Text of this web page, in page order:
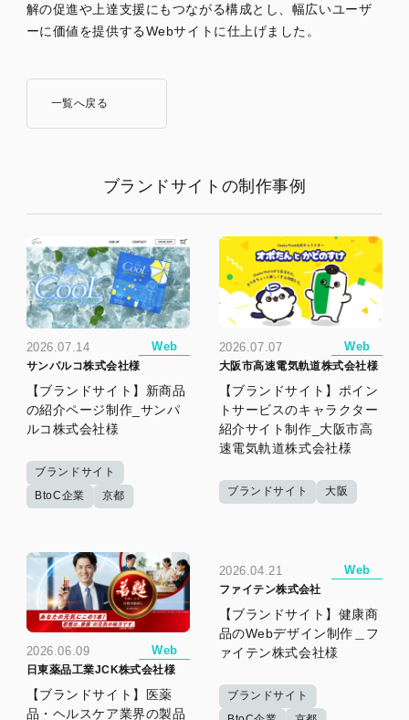
解の促進や上達支援にもつながる構成とし、幅広いユーザ
ーに価値を提供するWebサイトに仕上げました。
一覧へ戻る
ブランドサイトの制作事例
2026.07.14 Web
サンパルコ株式会社様
【ブランドサイト】新商品
の紹介ページ制作_サンパ
ルコ株式会社様
ブランドサイト
BtoC企業
京都
2026.07.07 Web
大阪市高速電気軌道株式会社様
【ブランドサイト】ポイン
トサービスのキャラクター
紹介サイト制作_大阪市高
速電気軌道株式会社様
ブランドサイト 大阪
2026.06.09 Web
日東薬品工業JCK株式会社様
【ブランドサイト】医薬
品・ヘルスケア業界の製品
2026.04.21 Web
ファイテン株式会社
【ブランドサイト】健康商
品のWebデザイン制作＿フ
ァイテン株式会社様
ブランドサイト